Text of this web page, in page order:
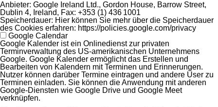
Anbieter: Google Ireland Ltd., Gordon House, Barrow Street,
Dublin 4, Ireland, Fax: +353 (1) 436 1001
Speicherdauer: Hier können Sie mehr über die Speicherdauer
des Cookies erfahren: https://policies.google.com/privacy
Google Calendar
Google Kalender ist ein Onlinedienst zur privaten
Terminverwaltung des US-amerikanischen Unternehmens
Google. Google Kalender ermöglicht das Erstellen und
Bearbeiten von Kalendern mit Terminen und Erinnerungen.
Nutzer können darüber Termine eintragen und andere User zu
Terminen einladen. Sie können die Anwendung mit anderen
Google-Diensten wie Google Drive und Google Meet
verknüpfen.